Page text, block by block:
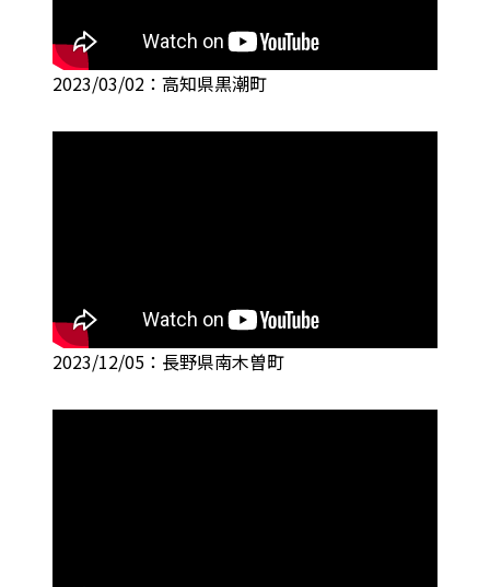
2023/03/02：高知県黒潮町
2023/12/05：長野県南木曽町